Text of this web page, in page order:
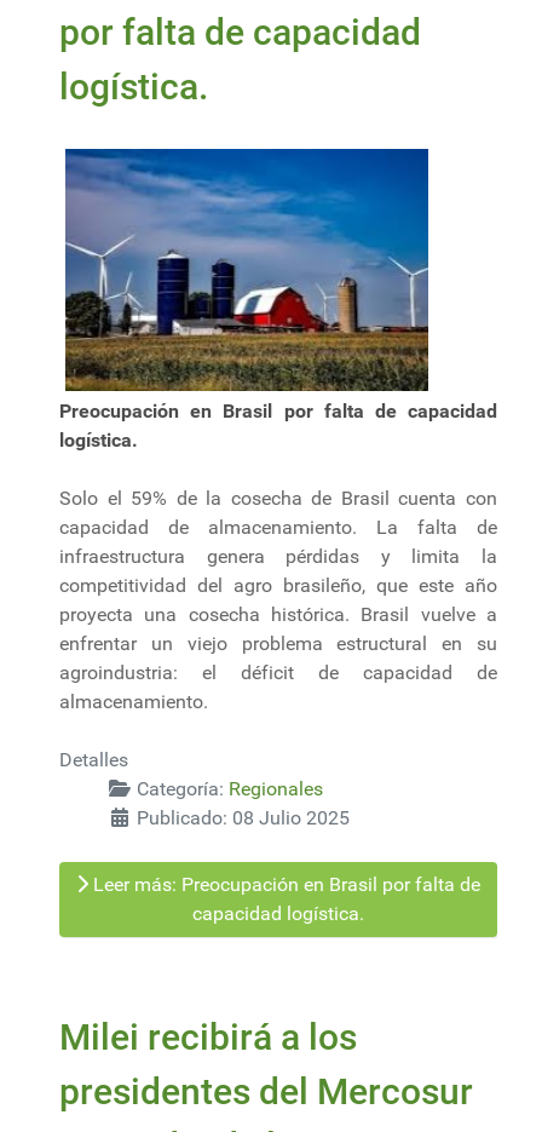
por falta de capacidad
logística.
Preocupación en Brasil por falta de capacidad
logística.
Solo el 59% de la cosecha de Brasil cuenta con
capacidad de almacenamiento. La falta de
infraestructura genera pérdidas y limita la
competitividad del agro brasileño, que este año
proyecta una cosecha histórica. Brasil vuelve a
enfrentar un viejo problema estructural en su
agroindustria: el déficit de capacidad de
almacenamiento.
Detalles
Categoría: Regionales
Publicado: 08 Julio 2025
Leer más: Preocupación en Brasil por falta de
capacidad logística.
Milei recibirá a los
presidentes del Mercosur